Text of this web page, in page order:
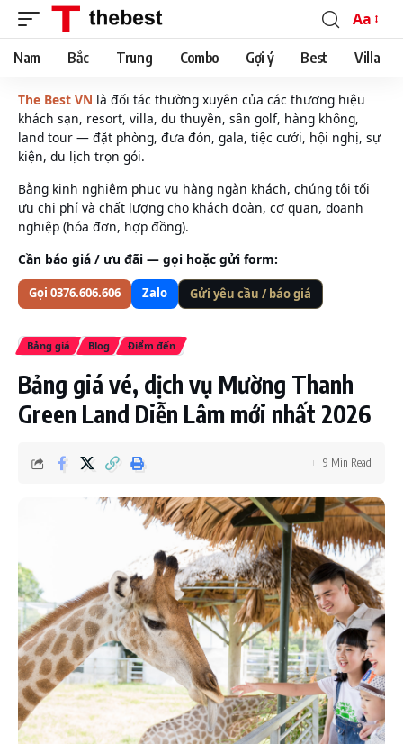
Font
Resizer
Aa
Nam Bắc Trung Combo Gợi ý Best Villa
The Best VN là đối tác thường xuyên của các thương hiệu
khách sạn, resort, villa, du thuyền, sân golf, hàng không,
land tour — đặt phòng, đưa đón, gala, tiệc cưới, hội nghị, sự
kiện, du lịch trọn gói.
Bằng kinh nghiệm phục vụ hàng ngàn khách, chúng tôi tối
ưu chi phí và chất lượng cho khách đoàn, cơ quan, doanh
nghiệp (hóa đơn, hợp đồng).
Cần báo giá / ưu đãi — gọi hoặc gửi form:
Gọi 0376.606.606 Zalo Gửi yêu cầu / báo giá
Bảng giá Blog Điểm đến
Bảng giá vé, dịch vụ Mường Thanh
Green Land Diễn Lâm mới nhất 2026
9 Min Read